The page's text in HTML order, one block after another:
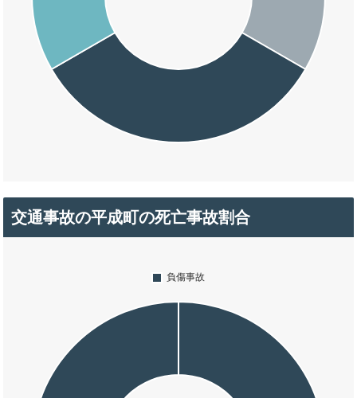
交通事故の平成町の死亡事故割合